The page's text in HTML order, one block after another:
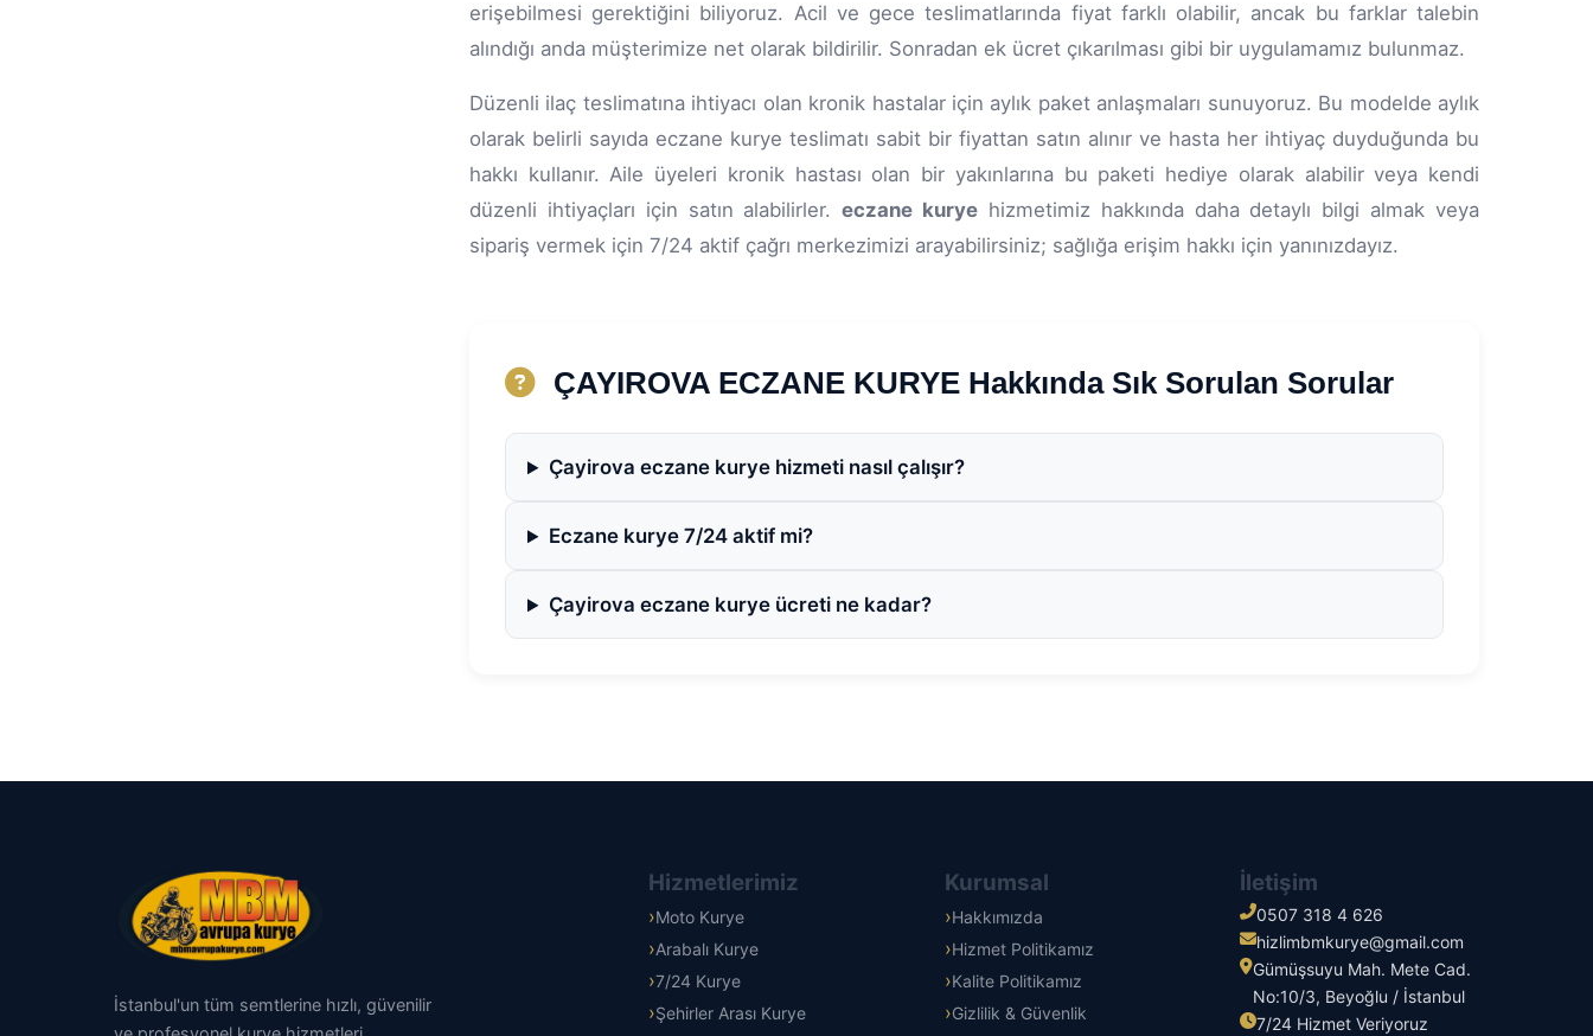
erişebilmesi gerektiğini biliyoruz. Acil ve gece teslimatlarında fiyat farklı olabilir, ancak bu farklar talebin
alındığı anda müşterimize net olarak bildirilir. Sonradan ek ücret çıkarılması gibi bir uygulamamız bulunmaz.
Düzenli ilaç teslimatına ihtiyacı olan kronik hastalar için aylık paket anlaşmaları sunuyoruz. Bu modelde aylık
olarak belirli sayıda eczane kurye teslimatı sabit bir fiyattan satın alınır ve hasta her ihtiyaç duyduğunda bu
hakkı kullanır. Aile üyeleri kronik hastası olan bir yakınlarına bu paketi hediye olarak alabilir veya kendi
düzenli ihtiyaçları için satın alabilirler.eczane kurye hizmetimiz hakkında daha detaylı bilgi almak veya
sipariş vermek için 7/24 aktif çağrı merkezimizi arayabilirsiniz; sağlığa erişim hakkı için yanınızdayız.
ÇAYIROVA ECZANE KURYE Hakkında Sık Sorulan Sorular
Çayirova eczane kurye hizmeti nasıl çalışır?
Eczane kurye 7/24 aktif mi?
Çayirova eczane kurye ücreti ne kadar?
İstanbul'un tüm semtlerine hızlı, güvenilir
Hizmetlerimiz
Moto Kurye
Arabalı Kurye
7/24 Kurye
Şehirler Arası Kurye
Kurumsal
Hakkımızda
Hizmet Politikamız
Kalite Politikamız
Gizlilik & Güvenlik
İletişim
0507 318 4 626
hizlimbmkurye@gmail.com
Gümüşsuyu Mah. Mete Cad.
No:10/3, Beyoğlu / İstanbul
7/24 Hizmet Veriyoruz